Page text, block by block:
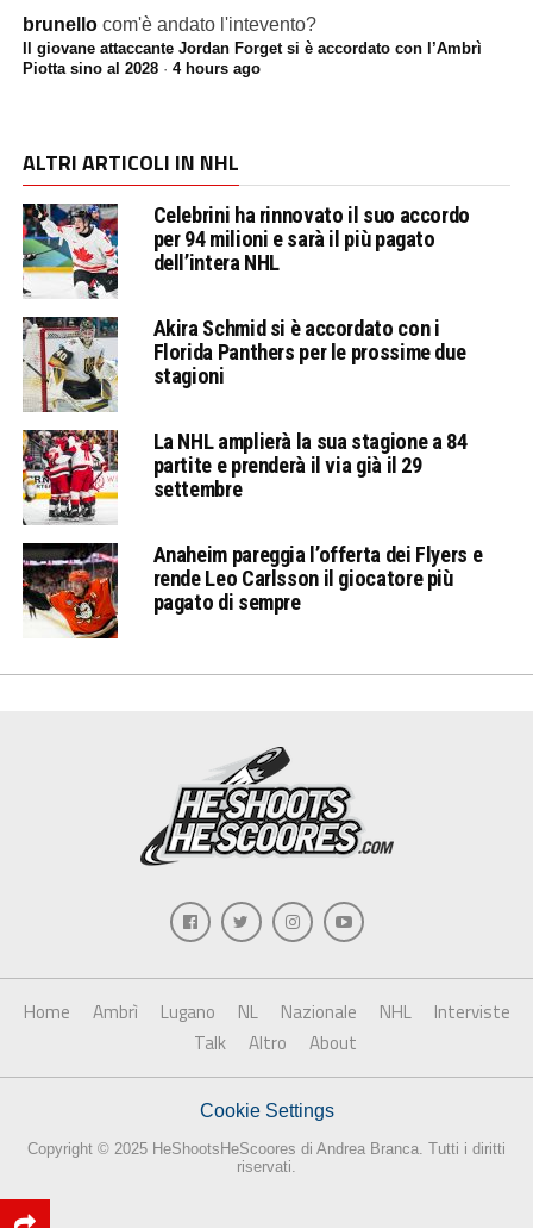
brunello com'è andato l'intevento?
Il giovane attaccante Jordan Forget si è accordato con l’Ambrì
Piotta sino al 2028· 4 hours ago
ALTRI ARTICOLI IN NHL
Celebrini ha rinnovato il suo accordo
per 94 milioni e sarà il più pagato
dell’intera NHL
Akira Schmid si è accordato con i
Florida Panthers per le prossime due
stagioni
La NHL amplierà la sua stagione a 84
partite e prenderà il via già il 29
settembre
Anaheim pareggia l’offerta dei Flyers e
rende Leo Carlsson il giocatore più
pagato di sempre
Home Ambrì Lugano NL Nazionale NHL
Interviste
Talk
Altro About
Cookie Settings
Copyright © 2025 HeShootsHeScoores di Andrea Branca. Tutti i diritti
riservati.